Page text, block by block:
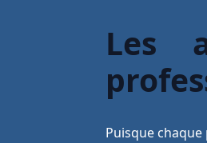
Les
Puisque